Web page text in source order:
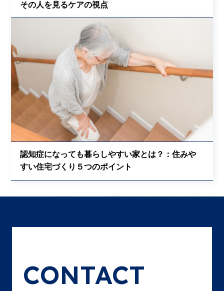
その人を見るケアの視点
認知症になっても暮らしやすい家とは？：住みや
すい住宅づくり５つのポイント
CONTACT